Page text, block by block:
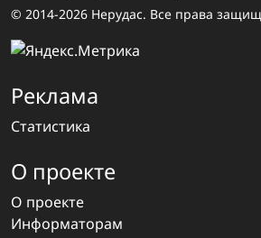
© 2014-2026 Нерудас. Все права
Реклама
Статистика
О проекте
О проекте
Информаторам